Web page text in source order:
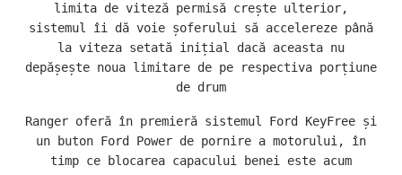
limita de viteză permisă crește ulterior,
sistemul îi dă voie șoferului să accelereze până
la viteza setată inițial dacă aceasta nu
depășește noua limitare de pe respectiva porțiune
de drum
Ranger oferă în premieră sistemul Ford KeyFree și
un buton Ford Power de pornire a motorului, în
timp ce blocarea capacului benei este acum